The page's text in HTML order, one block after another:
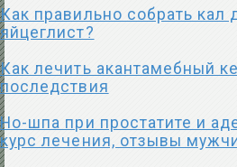
Как правильно собрать кал
яйцеглист?
Как лечить акантамебный
последствия
Но-шпа при простатите и
курс лечения, отзывы